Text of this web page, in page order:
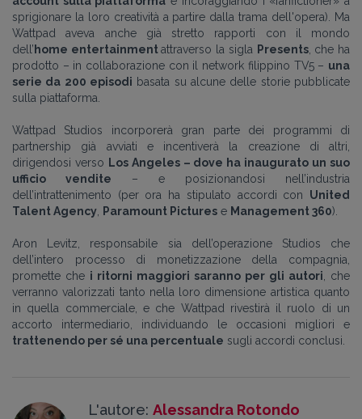
sprigionare la loro creatività a partire dalla trama dell'opera). Ma
Wattpad aveva anche già stretto rapporti con il mondo
dell’ home entertainmentattraverso la sigla Presents, che ha
prodotto – in collaborazione con il network filippino TV5 – una
serie da 200 episodi basata su alcune delle storie pubblicate
sulla piattaforma.
Wattpad Studios incorporerà gran parte dei programmi di
partnership già avviati e incentiverà la creazione di altri,
dirigendosi verso Los Angeles – dove ha inaugurato un suo
ufficio vendite – e posizionandosi nell’industria
dell’intrattenimento (per ora ha stipulato accordi con United
Talent Agency
Paramount Pictures e Management 360).
Aron Levitz, responsabile sia dell’operazione Studios che
dell’intero processo di monetizzazione della compagnia,
promette che i ritorni maggiori saranno per gli autori , che
verranno valorizzati tanto nella loro dimensione artistica quanto
in quella commerciale, e che Wattpad rivestirà il ruolo di un
accorto intermediario, individuando le occasioni migliori e
trattenendo per sé una percentuale sugli accordi conclusi.
L'autore: Alessandra Rotondo